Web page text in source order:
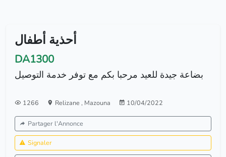
أحذية أطفال
DA1300
بضاعة جيدة للعيد مرحبا بكم مع توفر خدمة التوصيل
1266 Relizane , Mazouna 10/04/2022
Partager l'Annonce
Signaler